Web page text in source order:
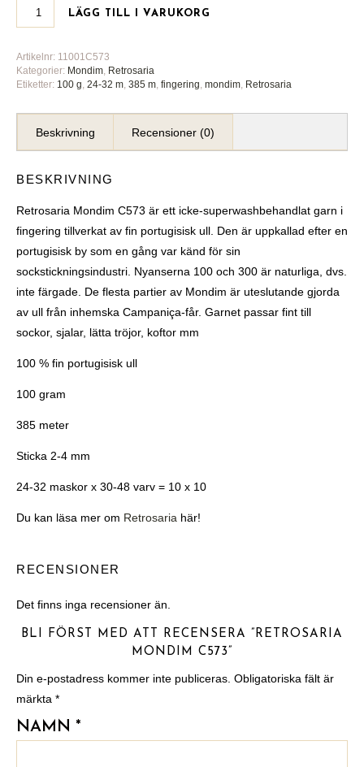
LÄGG TILL I VARUKORG
Artikelnr: 11001C573
Kategorier: Mondim, Retrosaria
Etiketter: 100 g, 24-32 m, 385 m, fingering, mondim, Retrosaria
Beskrivning Recensioner (0)
BESKRIVNING
Retrosaria Mondim C573 är ett icke-superwashbehandlat garn i
fingering tillverkat av fin portugisisk ull. Den är uppkallad efter en
portugisisk by som en gång var känd för sin
sockstickningsindustri. Nyanserna 100 och 300 är naturliga, dvs.
inte färgade. De flesta partier av Mondim är uteslutande gjorda
av ull från inhemska Campaniça-får. Garnet passar fint till
sockor, sjalar, lätta tröjor, koftor mm
100 % fin portugisisk ull
100 gram
385 meter
Sticka 2-4 mm
24-32 maskor x 30-48 varv = 10 x 10
Du kan läsa mer om Retrosaria här!
RECENSIONER
Det finns inga recensioner än.
BLI FÖRST MED ATT RECENSERA ”RETROSARIA
MONDIM C573”
Din e-postadress kommer inte publiceras. Obligatoriska fält är
märkta *
NAMN *